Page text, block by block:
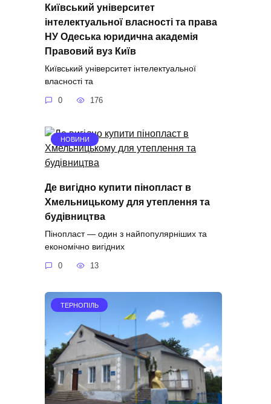
Київський університет
інтелектуальної власності та права
НУ Одеська юридична академія
Правовий вуз Київ
Київський університет інтелектуальної
власності та
0 176
НОВИНИ
Де вигідно купити пінопласт в
Хмельницькому для утеплення та
будівництва
Пінопласт — один з найпопулярніших та
економічно вигідних
0 13
ТЕРНОПІЛЬ